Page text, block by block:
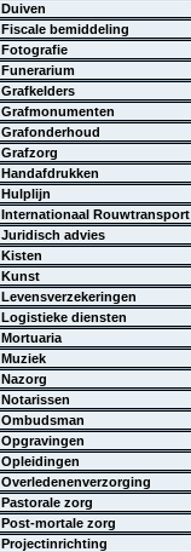
Duiven
Fiscale bemiddeling
Fotografie
Funerarium
Grafkelders
Grafmonumenten
Grafonderhoud
Grafzorg
Handafdrukken
Hulplijn
Internationaal Rouwtransport
Juridisch advies
Kisten
Kunst
Levensverzekeringen
Logistieke diensten
Mortuaria
Muziek
Nazorg
Notarissen
Ombudsman
Opgravingen
Opleidingen
Overledenenverzorging
Pastorale zorg
Post-mortale zorg
Projectinrichting